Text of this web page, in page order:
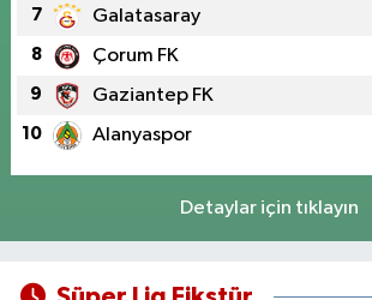
7 Galatasaray
8 Çorum FK
9 Gaziantep FK
10 Alanyaspor
Detaylar için tıklayın